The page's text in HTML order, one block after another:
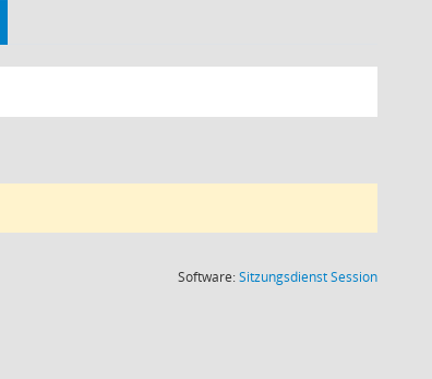
Software:SitzungsdienstSession(Wird in